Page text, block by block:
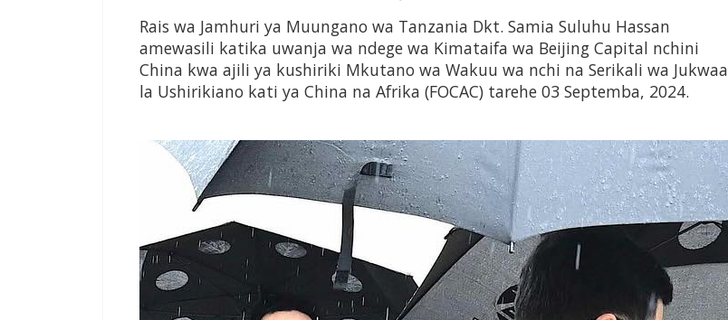
Rais wa Jamhuri ya Muungano wa Tanzania Dkt. Samia Suluhu Hassan
amewasili katika uwanja wa ndege wa Kimataifa wa Beijing Capital nchini
China kwa ajili ya kushiriki Mkutano wa Wakuu wa nchi na Serikali wa Jukwaa
la Ushirikiano kati ya China na Afrika (FOCAC) tarehe 03 Septemba, 2024.